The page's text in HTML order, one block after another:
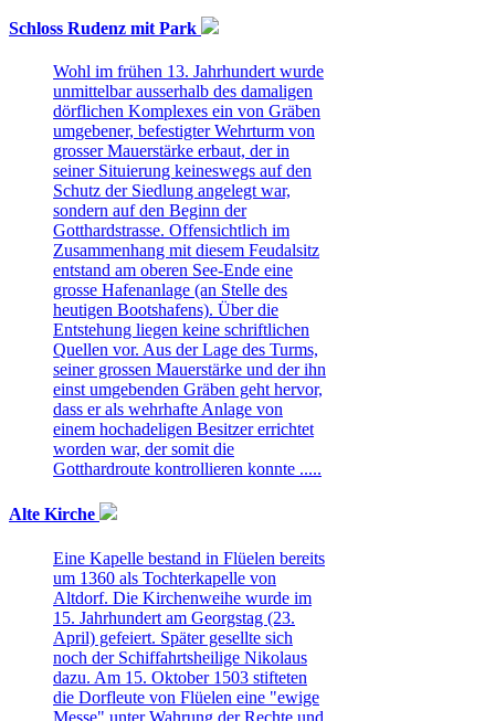
Schloss Rudenz mit Park
Wohl im frühen 13. Jahrhundert wurde
unmittelbar ausserhalb des damaligen
dörflichen Komplexes ein von Gräben
umgebener, befestigter Wehrturm von
grosser Mauerstärke erbaut, der in
seiner Situierung keineswegs auf den
Schutz der Siedlung angelegt war,
sondern auf den Beginn der
Gotthardstrasse. Offensichtlich im
Zusammenhang mit diesem Feudalsitz
entstand am oberen See-Ende eine
grosse Hafenanlage (an Stelle des
heutigen Bootshafens). Über die
Entstehung liegen keine schriftlichen
Quellen vor. Aus der Lage des Turms,
seiner grossen Mauerstärke und der ihn
einst umgebenden Gräben geht hervor,
dass er als wehrhafte Anlage von
einem hochadeligen Besitzer errichtet
worden war, der somit die
Gotthardroute kontrollieren konnte .....
Alte Kirche
Eine Kapelle bestand in Flüelen bereits
um 1360 als Tochterkapelle von
Altdorf. Die Kirchenweihe wurde im
15. Jahrhundert am Georgstag (23.
April) gefeiert. Später gesellte sich
noch der Schiffahrtsheilige Nikolaus
dazu. Am 15. Oktober 1503 stifteten
die Dorfleute von Flüelen eine "ewige
Messe" unter Wahrung der Rechte und